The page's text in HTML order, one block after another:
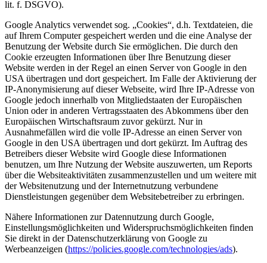
lit. f. DSGVO).
Google Analytics verwendet sog. „Cookies“, d.h. Textdateien, die
auf Ihrem Computer gespeichert werden und die eine Analyse der
Benutzung der Website durch Sie ermöglichen. Die durch den
Cookie erzeugten Informationen über Ihre Benutzung dieser
Website werden in der Regel an einen Server von Google in den
USA übertragen und dort gespeichert. Im Falle der Aktivierung der
IP-Anonymisierung auf dieser Webseite, wird Ihre IP-Adresse von
Google jedoch innerhalb von Mitgliedstaaten der Europäischen
Union oder in anderen Vertragsstaaten des Abkommens über den
Europäischen Wirtschaftsraum zuvor gekürzt. Nur in
Ausnahmefällen wird die volle IP-Adresse an einen Server von
Google in den USA übertragen und dort gekürzt. Im Auftrag des
Betreibers dieser Website wird Google diese Informationen
benutzen, um Ihre Nutzung der Website auszuwerten, um Reports
über die Websiteaktivitäten zusammenzustellen und um weitere mit
der Websitenutzung und der Internetnutzung verbundene
Dienstleistungen gegenüber dem Websitebetreiber zu erbringen.
Nähere Informationen zur Datennutzung durch Google,
Einstellungsmöglichkeiten und Widerspruchsmöglichkeiten finden
Sie direkt in der Datenschutzerklärung von Google zu
Werbeanzeigen (https://policies.google.com/technologies/ads).